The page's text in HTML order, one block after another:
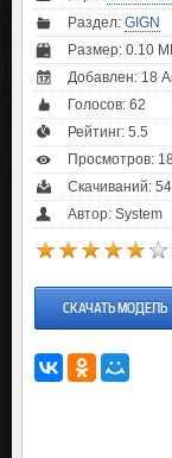
Раздел: GIGN
Размер: 0.10
Добавлен: 18
Голосов: 62
Рейтинг: 5.5
Просмотров:
Скачиваний: 54
Автор: System
СКАЧАТЬ МОДЕЛЬ